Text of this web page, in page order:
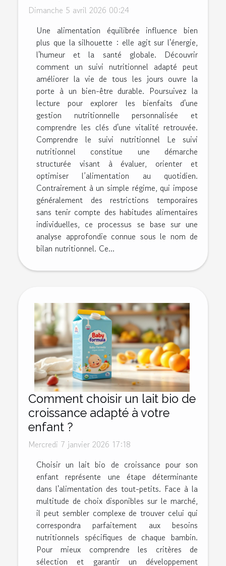
Dimanche 5 avril 2026 00:24
Une alimentation équilibrée influence bien
plus que la silhouette : elle agit sur l'énergie,
l'humeur et la santé globale. Découvrir
comment un suivi nutritionnel adapté peut
améliorer la vie de tous les jours ouvre la
porte à un bien-être durable. Poursuivez la
lecture pour explorer les bienfaits d'une
gestion nutritionnelle personnalisée et
comprendre les clés d'une vitalité retrouvée.
Comprendre le suivi nutritionnel Le suivi
nutritionnel constitue une démarche
structurée visant à évaluer, orienter et
optimiser l’alimentation au quotidien.
Contrairement à un simple régime, qui impose
généralement des restrictions temporaires
sans tenir compte des habitudes alimentaires
individuelles, ce processus se base sur une
analyse approfondie connue sous le nom de
bilan nutritionnel. Ce...
Comment choisir un lait bio de
croissance adapté à votre
enfant ?
Mercredi 7 janvier 2026 17:18
Choisir un lait bio de croissance pour son
enfant représente une étape déterminante
dans l'alimentation des tout-petits. Face à la
multitude de choix disponibles sur le marché,
il peut sembler complexe de trouver celui qui
correspondra parfaitement aux besoins
nutritionnels spécifiques de chaque bambin.
Pour mieux comprendre les critères de
sélection et garantir un développement